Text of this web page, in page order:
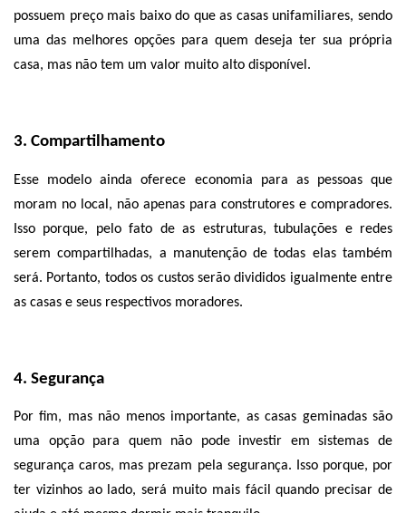
possuem preço mais baixo do que as casas unifamiliares, sendo
uma das melhores opções para quem deseja ter sua própria
casa, mas não tem um valor muito alto disponível.
3. Compartilhamento
Esse modelo ainda oferece economia para as pessoas que
moram no local, não apenas para construtores e compradores.
Isso porque, pelo fato de as estruturas, tubulações e redes
serem compartilhadas, a manutenção de todas elas também
será. Portanto, todos os custos serão divididos igualmente entre
as casas e seus respectivos moradores.
4. Segurança
Por fim, mas não menos importante, as casas geminadas são
uma opção para quem não pode investir em sistemas de
segurança caros, mas prezam pela segurança. Isso porque, por
ter vizinhos ao lado, será muito mais fácil quando precisar de